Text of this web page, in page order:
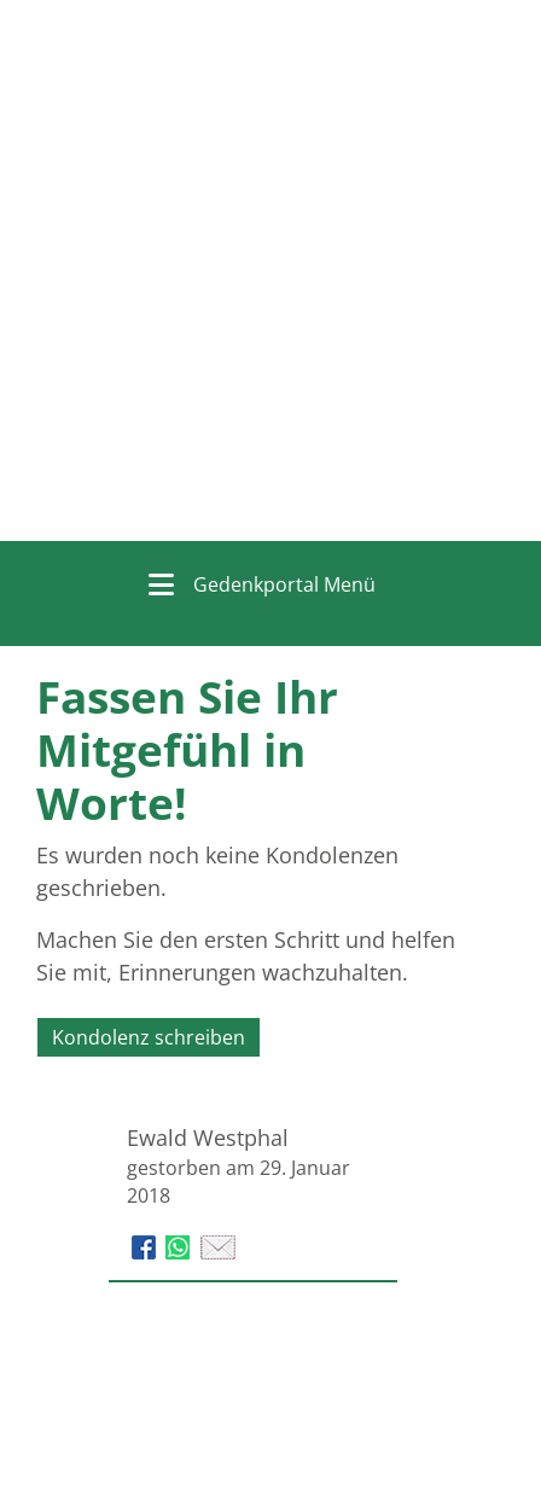
Gedenkportal Menü
Fassen Sie Ihr
Mitgefühl in
Worte!
Es wurden noch keine Kondolenzen
geschrieben.
Machen Sie den ersten Schritt und helfen
Sie mit, Erinnerungen wachzuhalten.
Kondolenz schreiben
Ewald Westphal
gestorben am 29. Januar
2018